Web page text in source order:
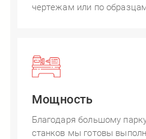
чертежам или по
Мощность
Благодаря большому
станков мы готовы